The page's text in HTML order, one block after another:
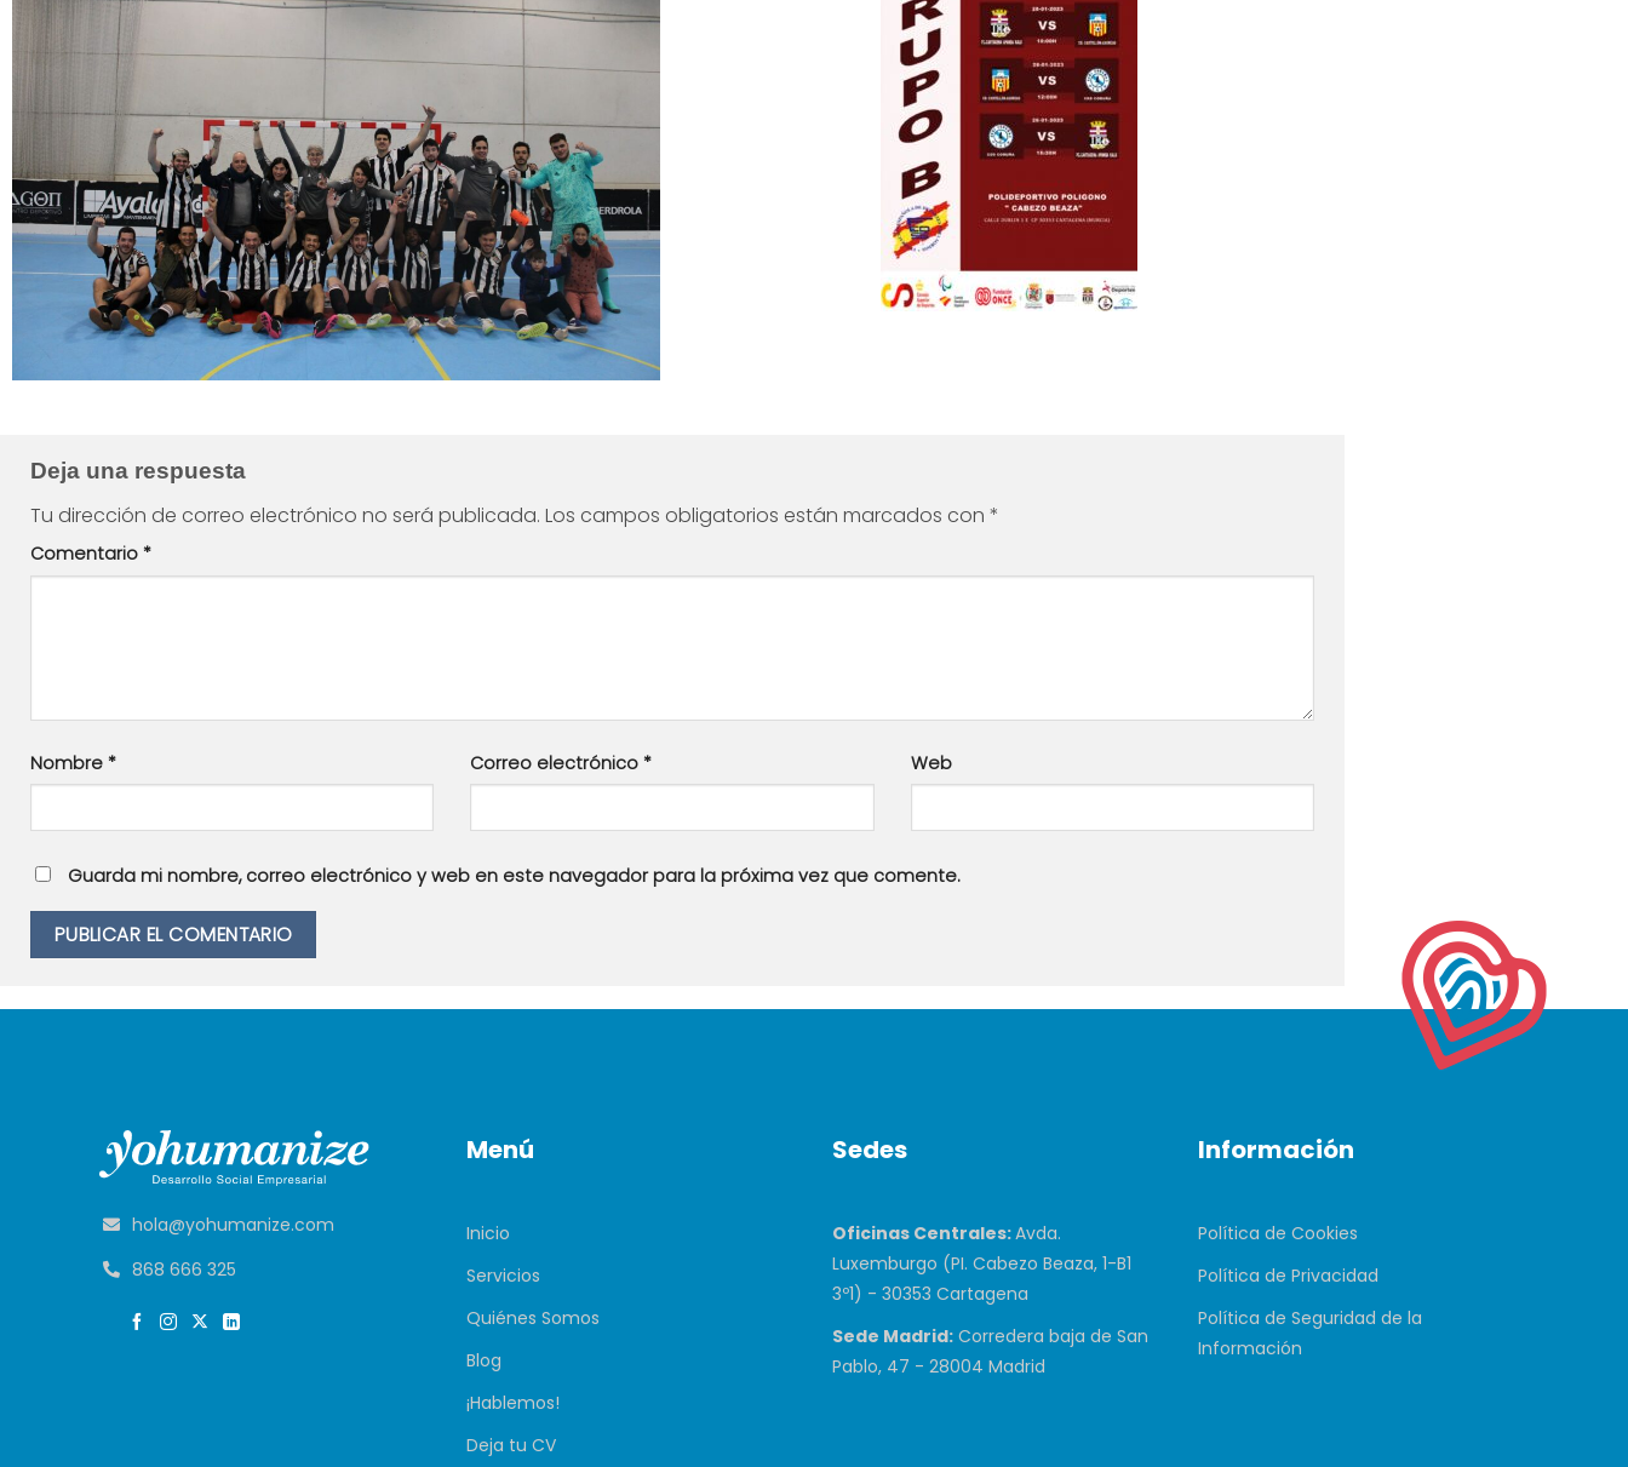
Deja una respuesta
Tu dirección de correo electrónico no será publicada. Los campos obligatorios están marcados con *
Comentario *
Nombre * Correo electrónico* Web
Guarda mi nombre, correo electrónico y web en este navegador para la próxima vez que comente.
hola@yohumanize.com
868 666 325
Menú
Inicio
Servicios
Quiénes Somos
Blog
¡Hablemos!
Deja tu CV
Sedes
Oficinas Centrales:Avda.
Luxemburgo (PI. Cabezo Beaza, 1-B1
3º1) - 30353 Cartagena
Sede Madrid:Corredera baja de San
Pablo, 47 - 28004 Madrid
Información
Política de Cookies
Política de Privacidad
Política de Seguridad de la
Información